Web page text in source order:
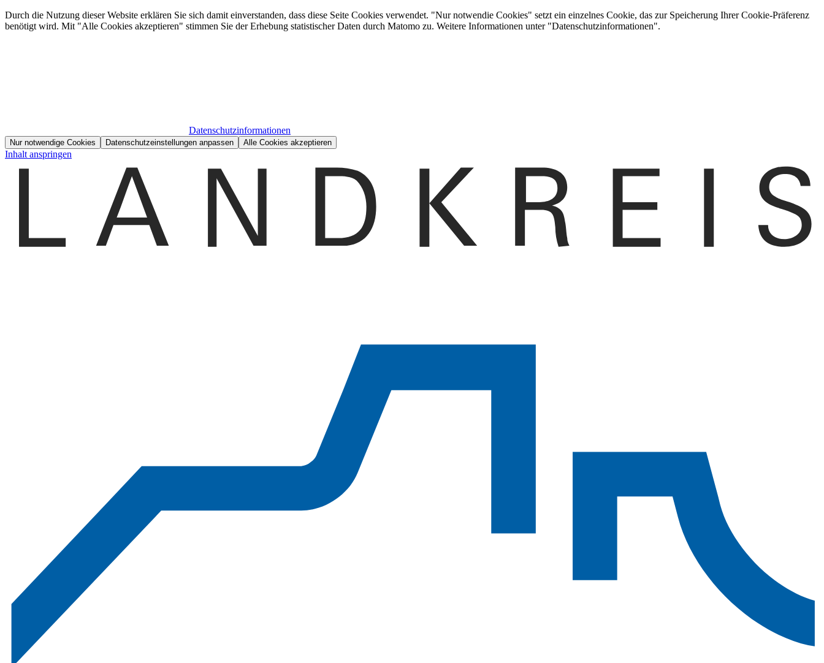
Durch die Nutzung dieser Website erklären Sie sich damit einverstanden, dass diese Seite Cookies verwendet. "Nur notwendie Cookies" setzt ein einzelnes Cookie, das zur Speicherung Ihrer Cookie-Präferenz
benötigt wird. Mit "Alle Cookies akzeptieren" stimmen Sie der Erhebung statistischer Daten durch Matomo zu. Weitere Informationen unter "Datenschutzinformationen".
Datenschutzinformationen
Nur notwendige Cookies Datenschutzeinstellungen anpassen Alle Cookies akzeptieren
Inhalt anspringen